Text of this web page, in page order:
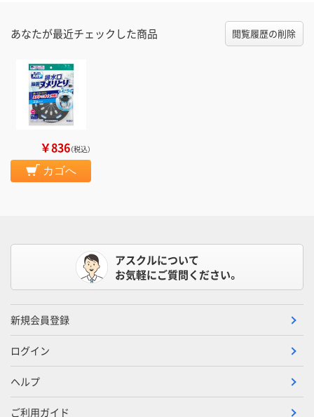
あなたが最近チェックした商品 閲覧履歴の削除
￥836（税込）
カゴへ
アスクルについて
お気軽にご質問ください。
新規会員登録
ログイン
ヘルプ
ご利用ガイド